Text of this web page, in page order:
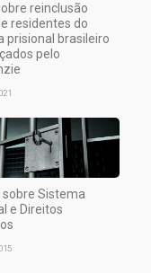
reinclusão
residentes do
prisional brasileiro
pelo
sobre Sistema
e Direitos